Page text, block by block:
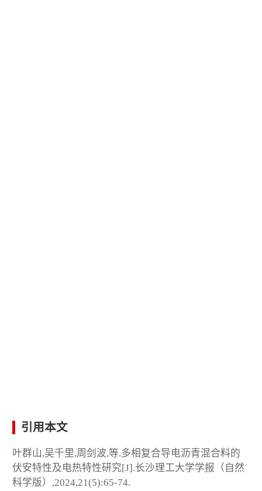
引用本文
叶群山,吴千里,周剑波,等.多相复合导电沥青混合料的
伏安特性及电热特性研究[J].长沙理工大学学报（自然
科学版）,2024,21(5):65-74.